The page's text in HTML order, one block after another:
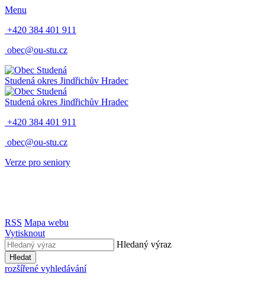
Menu
+420 384 401 911
obec@ou-stu.cz
Studená okres Jindřichův Hradec
Studená okres Jindřichův Hradec
+420 384 401 911
obec@ou-stu.cz
Verze pro seniory
RSS Mapa webu
Vytisknout
Hledaný výraz
Hledat
rozšířené vyhledávání